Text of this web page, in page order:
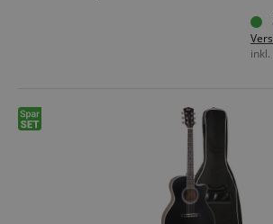
inkl.